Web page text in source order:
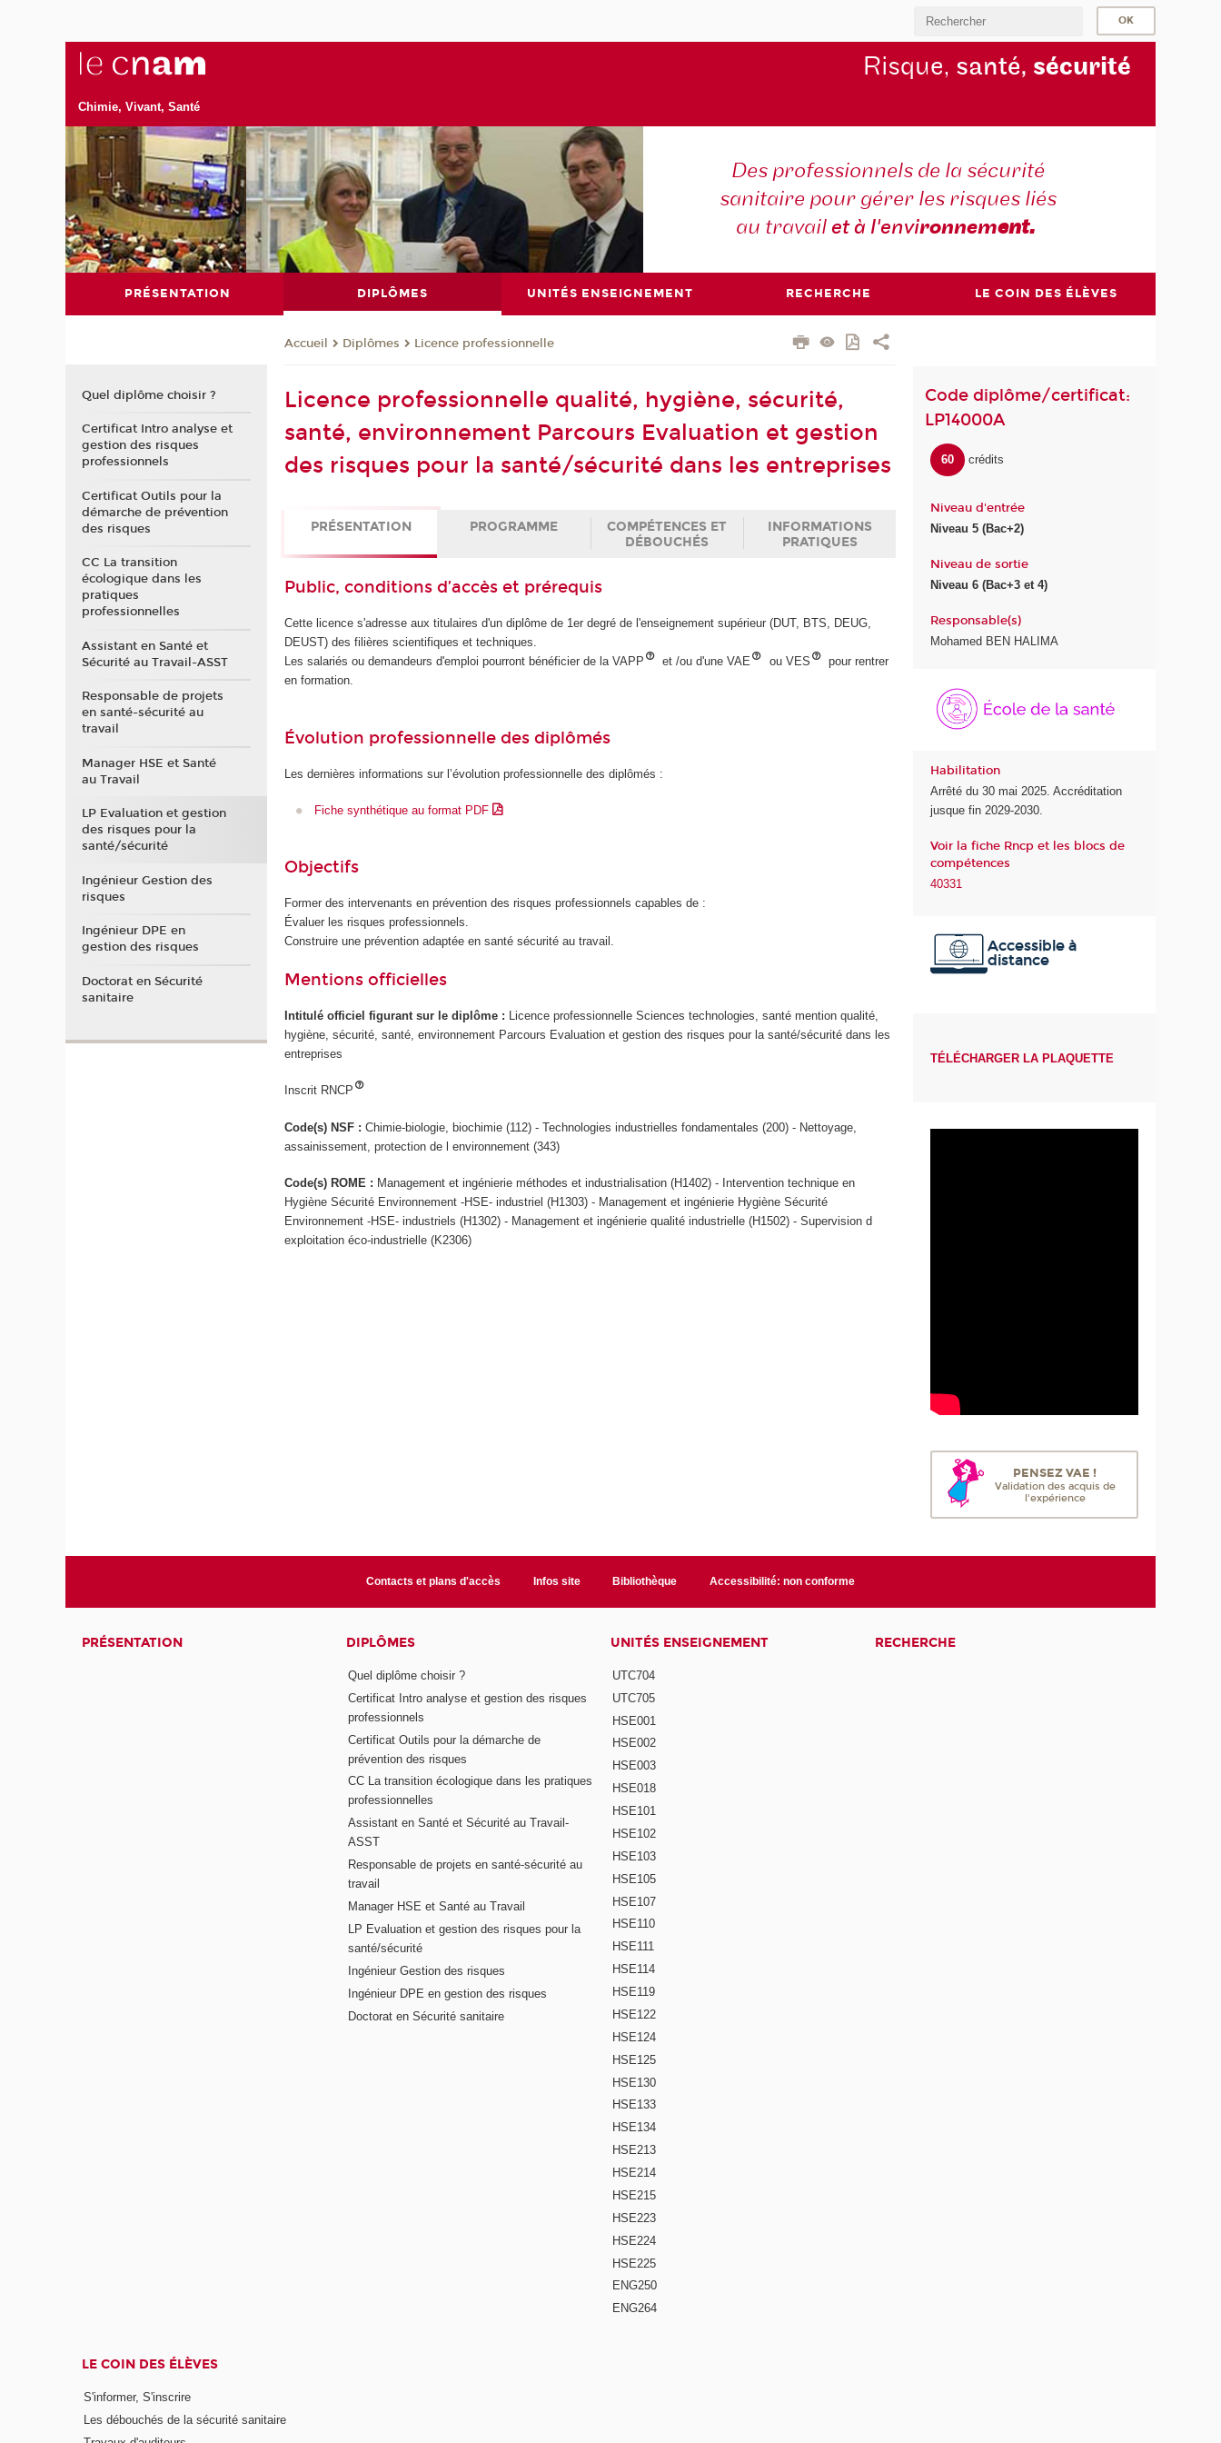
Chimie, Vivant, Santé
Risque, santé, sécurité
Des professionnels de la sécurité
sanitaire pour gérer les risques liés
au travailet à l'environnement.
PRÉSENTATION DIPLÔMES UNITÉS ENSEIGNEMENT RECHERCHE LE COIN DES ÉLÈVES
Accueil Diplômes Licence professionnelle
Licence professionnelle qualité, hygiène, sécurité,
santé, environnement Parcours Evaluation et gestion
des risques pour la santé/sécurité dans les entreprises
PRÉSENTATION PROGRAMME
COMPÉTENCES ET
DÉBOUCHÉS
INFORMATIONS
PRATIQUES
Public, conditions d’accès et prérequis
Cette licence s'adresse aux titulaires d'un diplôme de 1er degré de l'enseignement supérieur (DUT, BTS, DEUG,
DEUST) des filières scientifiques et techniques.
Les salariés ou demandeurs d'emploi pourront bénéficier de la VAPP
et /ou d'une VAE ou VES
pour rentrer
en formation.
Évolution professionnelle des diplômés
Les dernières informations sur l’évolution professionnelle des diplômés :
Fiche synthétique au format PDF
Objectifs
Former des intervenants en prévention des risques professionnels capables de :
Évaluer les risques professionnels.
Construire une prévention adaptée en santé sécurité au travail.
Mentions officielles
Intitulé officiel figurant sur le diplôme : Licence professionnelle Sciences technologies, santé mention qualité,
hygiène, sécurité, santé, environnement Parcours Evaluation et gestion des risques pour la santé/sécurité dans les
entreprises
Inscrit RNCP
Code(s) NSF :Chimie-biologie, biochimie (112) - Technologies industrielles fondamentales (200) - Nettoyage,
assainissement, protection de l environnement (343)
Code(s) ROME : Management et ingénierie méthodes et industrialisation (H1402) - Intervention technique en
Hygiène Sécurité Environnement -HSE- industriel (H1303) - Management et ingénierie Hygiène Sécurité
Environnement -HSE- industriels (H1302) - Management et ingénierie qualité industrielle (H1502) - Supervision d
exploitation éco-industrielle (K2306)
Code diplôme/certificat:
LP14000A
60 crédits
Niveau d'entrée
Niveau 5 (Bac+2)
Niveau de sortie
Niveau 6 (Bac+3 et 4)
Responsable(s)
Mohamed BEN HALIMA
Habilitation
Arrêté du 30 mai 2025. Accréditation
jusque fin 2029-2030.
Voir la fiche Rncp et les blocs de
compétences
40331
Accessible à
distance
TÉLÉCHARGER LA PLAQUETTE
PENSEZ VAE !
Validation des acquis de
l'expérience
Quel diplôme choisir ?
Certificat Intro analyse et
gestion des risques
professionnels
Certificat Outils pour la
démarche de prévention
des risques
CC La transition
écologique dans les
pratiques
professionnelles
Assistant en Santé et
Sécurité au Travail-ASST
Responsable de projets
en santé-sécurité au
travail
Manager HSE et Santé
au Travail
LP Evaluation et gestion
des risques pour la
santé/sécurité
Ingénieur Gestion des
risques
Ingénieur DPE en
gestion des risques
Doctorat en Sécurité
sanitaire
Contacts et plans d'accès Infos site Bibliothèque Accessibilité: non conforme
PRÉSENTATION DIPLÔMES
Quel diplôme choisir ?
Certificat Intro analyse et gestion des risques
professionnels
Certificat Outils pour la démarche de
prévention des risques
CC La transition écologique dans les pratiques
professionnelles
Assistant en Santé et Sécurité au Travail-
ASST
Responsable de projets en santé-sécurité au
travail
Manager HSE et Santé au Travail
LP Evaluation et gestion des risques pour la
santé/sécurité
Ingénieur Gestion des risques
Ingénieur DPE en gestion des risques
Doctorat en Sécurité sanitaire
UNITÉS ENSEIGNEMENT
UTC704
UTC705
HSE001
HSE002
HSE003
HSE018
HSE101
HSE102
HSE103
HSE105
HSE107
HSE110
HSE111
HSE114
HSE119
HSE122
HSE124
HSE125
HSE130
HSE133
HSE134
HSE213
HSE214
HSE215
HSE223
HSE224
HSE225
ENG250
ENG264
RECHERCHE
LE COIN DES ÉLÈVES
S'informer, S'inscrire
Les débouchés de la sécurité sanitaire